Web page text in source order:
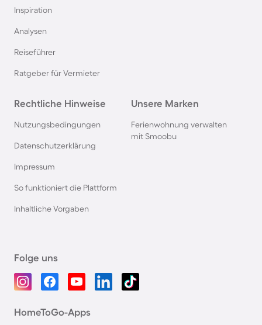
Inspiration
Analysen
Reiseführer
Ratgeber für Vermieter
Rechtliche Hinweise
Nutzungsbedingungen
Datenschutzerklärung
Impressum
So funktioniert die Plattform
Inhaltliche Vorgaben
Unsere Marken
Ferienwohnung verwalten
mit Smoobu
Folge uns
HomeToGo-Apps